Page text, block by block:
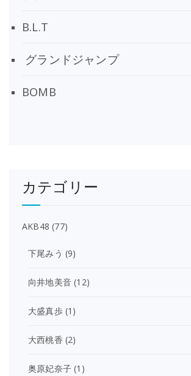
B.L.T
グランドジャンプ
BOMB
カテゴリー
AKB48 (77)
下尾みう (9)
向井地美音 (12)
大盛真歩(1)
大西桃香 (2)
奥原妃奈子 (1)